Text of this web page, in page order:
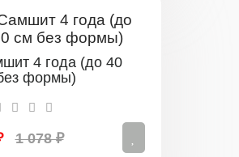
4 года (до 40
формы)
1 078 ₽